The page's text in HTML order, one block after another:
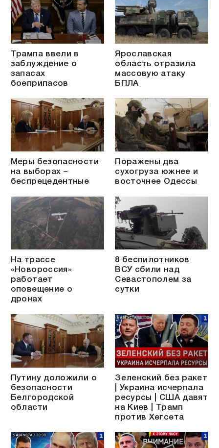
Трампа ввели в
заблуждение о
запасах
боеприпасов
Ярославская
область отразила
массовую атаку
БПЛА
Меры безопасности
на выборах –
беспрецедентные
Поражены два
сухогруза южнее и
восточнее Одессы
На трассе
«Новороссия»
работает
оповещение о
дронах
8 беспилотников
ВСУ сбили над
Севастополем за
сутки
Путину доложили о
безопасности
Белгородской
области
Зеленский без ракет
| Украина исчерпала
ресурсы | США давят
на Киев | Трамп
против Хегсета